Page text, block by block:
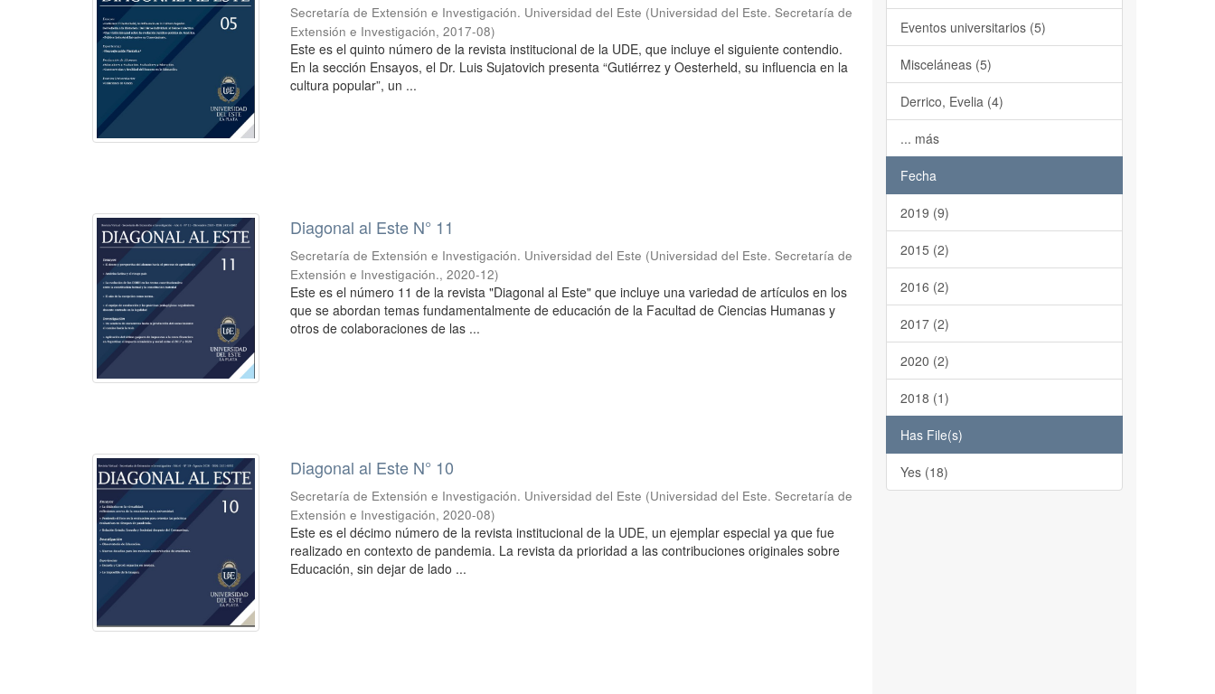
Secretaría de Extensión e Investigación. Universidad del Este (Universidad del Este. Secretaría de
Extensión e Investigación,2017-08)
Este es el quinto número de la revista institucional de la UDE, que incluye el siguiente contendio.
En la sección Ensayos, el Dr. Luis Sujatovich presenta “Gutiérrez y Oesterheld, su influencia en la
cultura popular”, un ...
Diagonal al Este N° 11
Secretaría de Extensión e Investigación. Universidad del Este (Universidad del Este. Secretaría de
Extensión e Investigación.,2020-12)
Este es el número 11 de la revista "Diagonal al Este" que incluye una variedad de artículos en los
que se abordan temas fundamentalmente de educación de la Facultad de Ciencias Humanas y
otros de colaboraciones de las ...
Diagonal al Este N° 10
Secretaría de Extensión e Investigación. Universidad del Este (Universidad del Este. Secretaría de
Extensión e Investigación,2020-08)
Este es el décimo número de la revista institucional de la UDE, un ejemplar especial ya que fue
realizado en contexto de pandemia. La revista da prioridad a las contribuciones originales sobre
Educación, sin dejar de lado ...
Eventos universitarios (5)
Misceláneas (5)
Derrico, Evelia (4)
... más
Fecha
2019 (9)
2015 (2)
2016 (2)
2017 (2)
2020 (2)
2018 (1)
Has File(s)
Yes (18)